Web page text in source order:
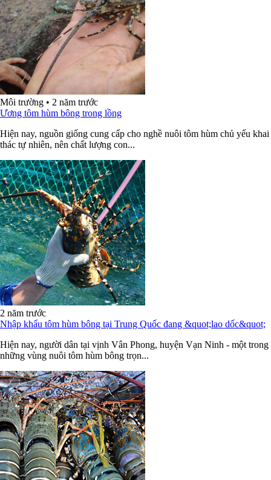
Môi trường • 2 năm trước
Ương tôm hùm bông trong lồng
Hiện nay, nguồn giống cung cấp cho nghề nuôi tôm hùm chủ yếu khai
thác tự nhiên, nên chất lượng con...
2 năm trước
Nhập khẩu tôm hùm bông tại Trung Quốc đang &quot;lao dốc&quot;
Hiện nay, người dân tại vịnh Vân Phong, huyện Vạn Ninh - một trong
những vùng nuôi tôm hùm bông trọn...